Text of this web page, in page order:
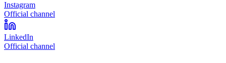
Instagram
Official channel
LinkedIn
Official channel